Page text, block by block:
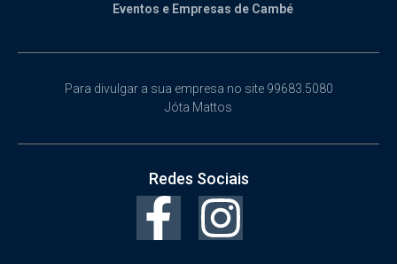
Eventos e Empresas de Cambé
Para divulgar a sua empresa no site 99683.5080
Jóta Mattos
Redes Sociais